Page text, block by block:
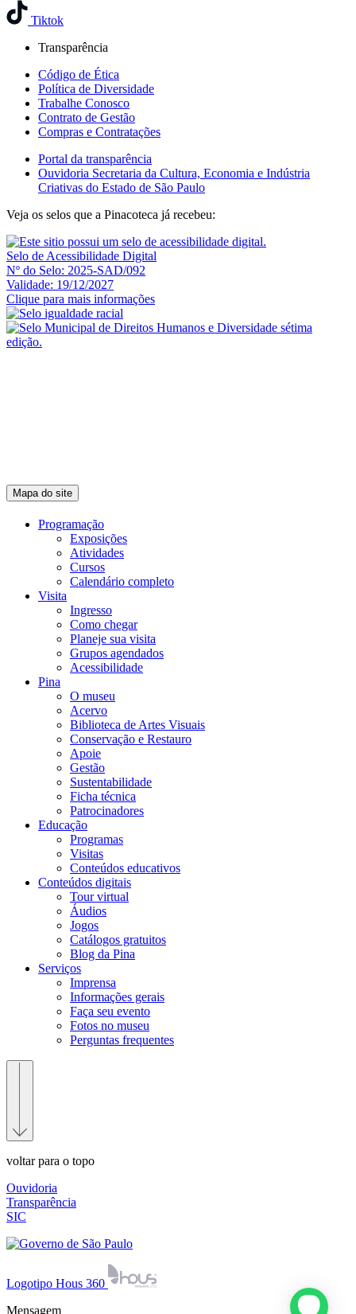
Tiktok
Transparência
Código de Ética
Política de Diversidade
Trabalhe Conosco
Contrato de Gestão
Compras e Contratações
Portal da transparência
Ouvidoria Secretaria da Cultura, Economia e Indústria
Criativas do Estado de São Paulo
Veja os selos que a Pinacoteca já recebeu:
Selo de Acessibilidade Digital
Nº do Selo: 2025-SAD/092
Validade: 19/12/2027
Clique para mais informações
Mapa do site
Programação
Exposições
Atividades
Cursos
Calendário completo
Visita
Ingresso
Como chegar
Planeje sua visita
Grupos agendados
Acessibilidade
Pina
O museu
Acervo
Biblioteca de Artes Visuais
Conservação e Restauro
Apoie
Gestão
Sustentabilidade
Ficha técnica
Patrocinadores
Educação
Programas
Visitas
Conteúdos educativos​
Conteúdos digitais
Tour virtual
Áudios
Jogos
Catálogos gratuitos
Blog da Pina
Serviços
Imprensa
Informações gerais
Faça seu evento
Fotos no museu
Perguntas frequentes
voltar para o topo
Ouvidoria
Transparência
SIC
Logotipo Hous 360
Mensagem